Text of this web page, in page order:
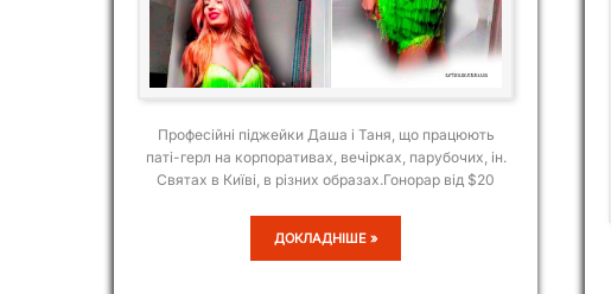
Професійні піджейки Даша і Таня, що працюють
паті-герл на корпоративах, вечірках, парубочих, ін.
Святах в Київі, в різних образах.Гонорар від $20
ДАША
І
ДОКЛАДНІШЕ »